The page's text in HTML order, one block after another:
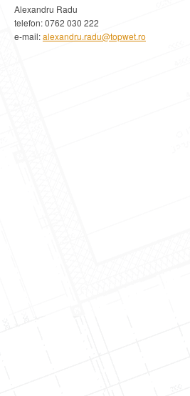
Alexandru Radu
telefon: 0762 030 222
e-mail:alexandru.radu@topwet.ro